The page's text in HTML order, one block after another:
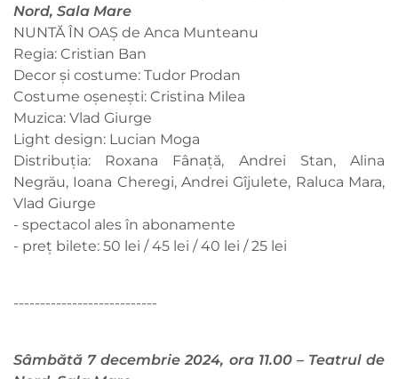
Nord, Sala Mare
NUNTĂ ÎN OAȘ de Anca Munteanu
Regia: Cristian Ban
Decor și costume: Tudor Prodan
Costume oșenești: Cristina Milea
Muzica: Vlad Giurge
Light design: Lucian Moga
Distribuția: Roxana Fânață, Andrei Stan, Alina
Negrău, Ioana Cheregi, Andrei Gîjulete, Raluca Mara,
Vlad Giurge
- spectacol ales în abonamente
- preț bilete: 50 lei / 45 lei / 40 lei / 25 lei
---------------------------
Sâmbătă 7 decembrie 2024, ora 11.00 – Teatrul de